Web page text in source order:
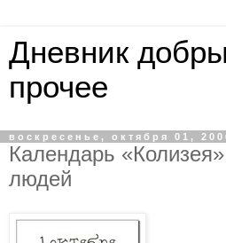
Дневник
прочее
воскресенье, октября 01,
Календарь
людей